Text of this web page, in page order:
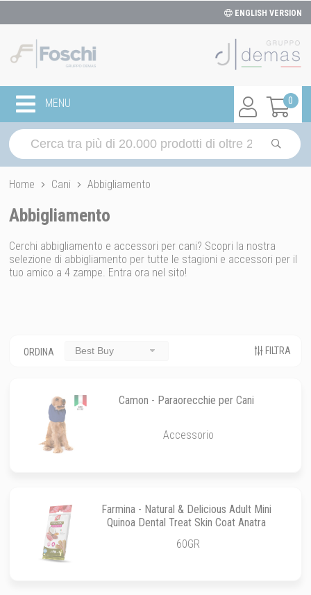
ENGLISH VERSION
0
MENU
Home Cani Abbigliamento
Abbigliamento
Cerchi abbigliamento e accessori per cani? Scopri la nostra
selezione di abbigliamento per tutte le stagioni e accessori per il
tuo amico a 4 zampe. Entra ora nel sito!
ORDINA Best Buy FILTRA
Camon - Paraorecchie per Cani
Accessorio
Farmina - Natural & Delicious Adult Mini
Quinoa Dental Treat Skin Coat Anatra
60GR